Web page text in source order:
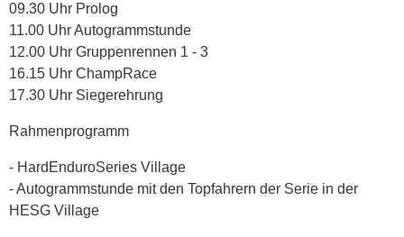
09.30 Uhr Prolog
11.00 Uhr Autogrammstunde
12.00 Uhr Gruppenrennen 1 - 3
16.15 Uhr ChampRace
17.30 Uhr Siegerehrung
Rahmenprogramm
- HardEnduroSeries Village
- Autogrammstunde mit den Topfahrern der Serie in der
HESG Village